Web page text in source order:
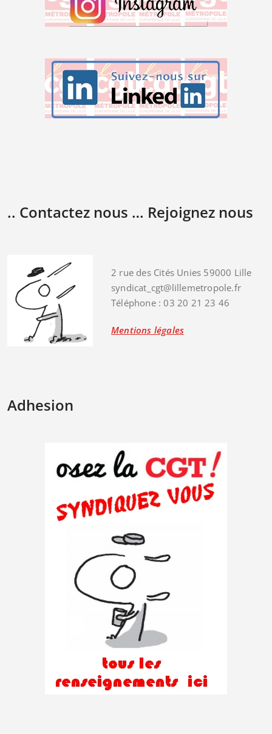
.. Contactez nous … Rejoignez nous
2 rue des Cités Unies 59000 Lille
syndicat_cgt@lillemetropole.fr
Téléphone : 03 20 21 23 46
Mentions légales
Adhesion